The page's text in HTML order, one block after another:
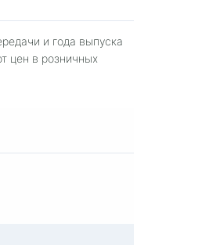
и года выпуска
цен в розничных